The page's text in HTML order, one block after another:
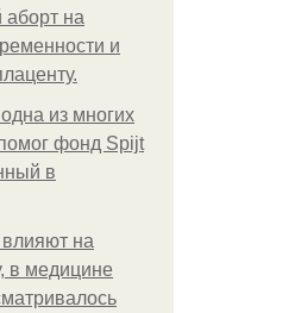
аборт на
и
из многих
фонд Spijt
в
влияют на
в медицине